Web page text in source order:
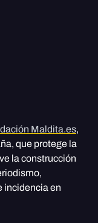
Maldita.es,
que protege la
la construcción
incidencia en